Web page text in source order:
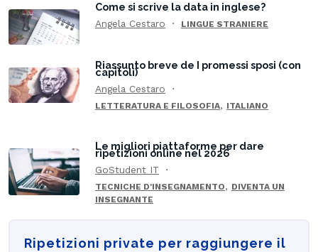
Come si scrive la data in inglese?
Angela Cestaro LINGUE STRANIERE
Riassunto breve de I promessi sposi (con
capitoli)
Angela Cestaro
LETTERATURA E FILOSOFIA, ITALIANO
Le migliori piattaforme per dare
ripetizioni online nel 2026
GoStudent IT
TECNICHE D'INSEGNAMENTO, DIVENTA UN
INSEGNANTE
Ripetizioni private per raggiungere il